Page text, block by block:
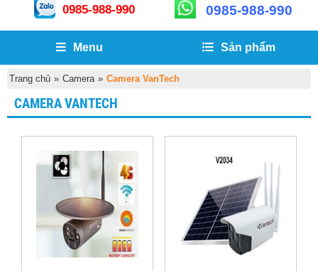
0985-988-990 0985-988-990
Menu Sản phẩm
Trang chủ » Camera » Camera VanTech
CAMERA VANTECH